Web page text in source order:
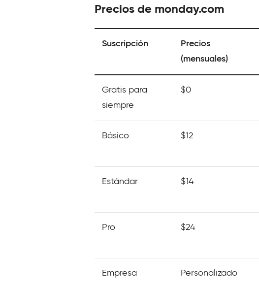
Precios de monday.com
Suscripción
Precios
(mensuales)
Gratis para
siempre
$0
Básico $12
Estándar $14
Pro $24
Empresa Personalizado